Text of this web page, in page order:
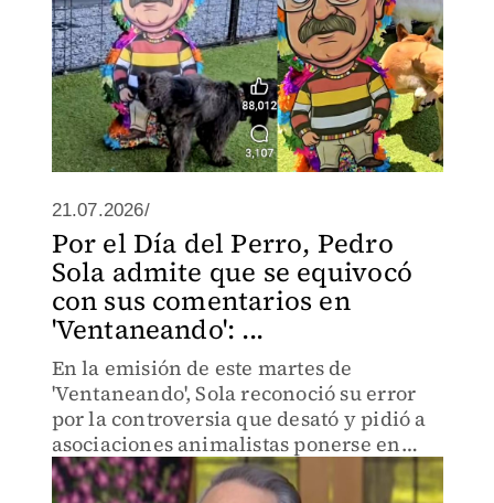
21.07.2026/
Por el Día del Perro, Pedro
Sola admite que se equivocó
con sus comentarios en
'Ventaneando': ...
En la emisión de este martes de
'Ventaneando', Sola reconoció su error
por la controversia que desató y pidió a
asociaciones animalistas ponerse en
contacto con el programa.